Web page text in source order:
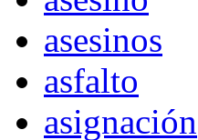
asesinos
asfalto
asignación